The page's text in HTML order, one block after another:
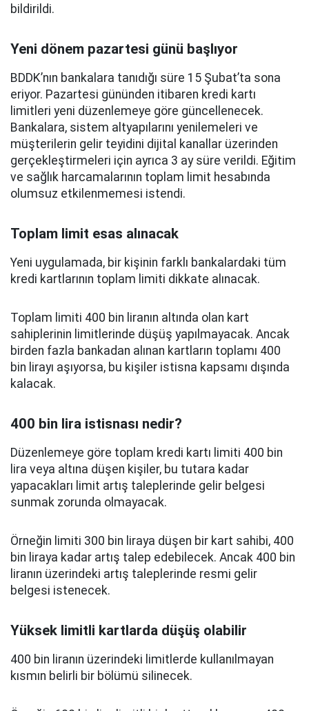
bildirildi.
Yeni dönem pazartesi günü başlıyor
BDDK’nın bankalara tanıdığı süre 15 Şubat’ta sona
eriyor. Pazartesi gününden itibaren kredi kartı
limitleri yeni düzenlemeye göre güncellenecek.
Bankalara, sistem altyapılarını yenilemeleri ve
müşterilerin gelir teyidini dijital kanallar üzerinden
gerçekleştirmeleri için ayrıca 3 ay süre verildi. Eğitim
ve sağlık harcamalarının toplam limit hesabında
olumsuz etkilenmemesi istendi.
Toplam limit esas alınacak
Yeni uygulamada, bir kişinin farklı bankalardaki tüm
kredi kartlarının toplam limiti dikkate alınacak.
Toplam limiti 400 bin liranın altında olan kart
sahiplerinin limitlerinde düşüş yapılmayacak. Ancak
birden fazla bankadan alınan kartların toplamı 400
bin lirayı aşıyorsa, bu kişiler istisna kapsamı dışında
kalacak.
400 bin lira istisnası nedir?
Düzenlemeye göre toplam kredi kartı limiti 400 bin
lira veya altına düşen kişiler, bu tutara kadar
yapacakları limit artış taleplerinde gelir belgesi
sunmak zorunda olmayacak.
Örneğin limiti 300 bin liraya düşen bir kart sahibi, 400
bin liraya kadar artış talep edebilecek. Ancak 400 bin
liranın üzerindeki artış taleplerinde resmi gelir
belgesi istenecek.
Yüksek limitli kartlarda düşüş olabilir
400 bin liranın üzerindeki limitlerde kullanılmayan
kısmın belirli bir bölümü silinecek.